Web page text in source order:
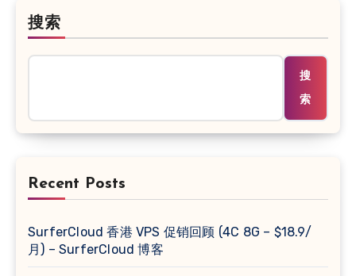
搜索
搜
索
Recent Posts
SurferCloud 香港 VPS 促销回顾 (4C 8G – $18.9/
月) – SurferCloud 博客